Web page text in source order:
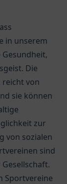
in unserem
Die
reicht von
sie können
zur
von sozialen
sind
Sportvereine